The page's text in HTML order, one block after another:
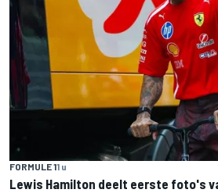
FORMULE 11 u
Lewis Hamilton deelt eerste foto's